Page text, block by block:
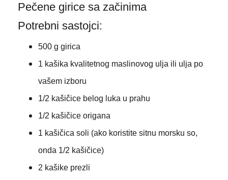
Pečene girice sa začinima
Potrebni sastojci:
500 g girica
1 kašika kvalitetnog maslinovog ulja ili ulja po
vašem izboru
1/2 kašičice belog luka u prahu
1/2 kašičice origana
1 kašičica soli (ako koristite sitnu morsku so,
onda 1/2 kašičice)
2 kašike prezli